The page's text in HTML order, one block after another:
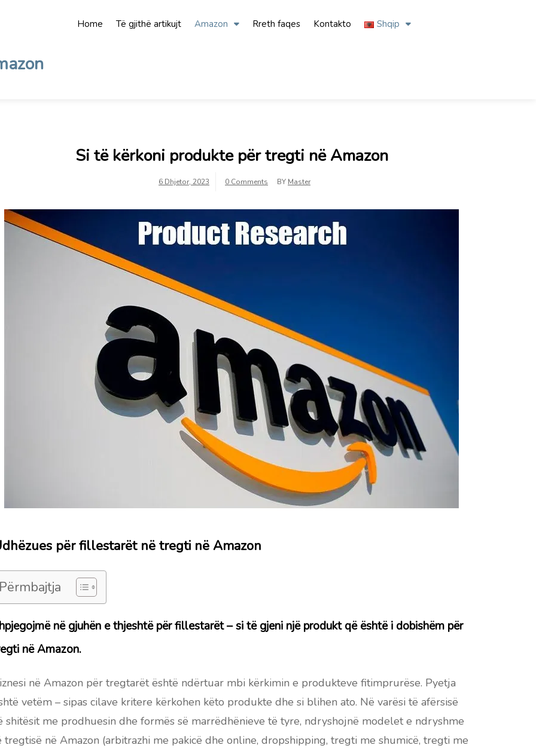
Home Të gjithë artikujt Amazon Rreth faqes Kontakto Shqip
Si të kërkoni produkte për tregti në Amazon
6 Dhjetor, 2023 0 Comments BY Master
për fillestarët në tregti në Amazon
Përmbajtja
në gjuhën e thjeshtë për fillestarët – si të gjeni një produkt që është i dobishëm për
në Amazon.
në Amazon për tregtarët është ndërtuar mbi kërkimin e produkteve fitimprurëse. Pyetja
vetëm – sipas cilave kritere kërkohen këto produkte dhe si blihen ato. Në varësi të afërsisë
shitësit me prodhuesin dhe formës së marrëdhënieve të tyre, ndryshojnë modelet e ndryshme
tregtisë në Amazon (arbitrazhi me pakicë dhe online, dropshipping, tregti me shumicë, tregti me